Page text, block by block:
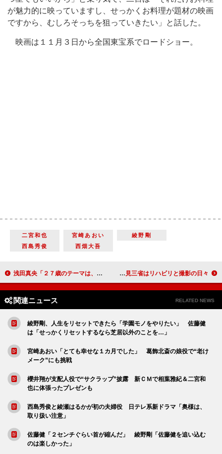
が魅力的に映っていますし、せっかくお料理が題材の映画
ですから、むしろそっちを狙っていきたい」と話した。
映画は１１月３日から全国東宝系でロードショー。
二宮和也 宮崎あおい
綾野剛
西島秀俊
西畑大吾
浅田真央「２７歳のテーマは、走り抜きたい」 結婚時には安室奈美恵の曲でスケーティングも？ 大森南朋、嫉妬と執念で「夢がかなった」 西田敏行＆塩見三省はリハビリと撮影の日々
関連ニュース RELATED NEWS
綾野剛、人生をリセットできたら「学園モノをやりたい」 佐藤健
は「せっかくリセットするなら芝居以外のことを…」
宮崎あおい「とても幸せな１カ月でした」 葛飾北斎の娘役で“老け
メーク”にも挑戦
櫻井翔が支配人役で“サクラップ”披露 新ＣＭで相葉雅紀＆二宮和
也に体張ったプレゼンも
西島秀俊と綾瀬はるかが初の夫婦役 日テレ系新ドラマ「奥様は、
取り扱い注意」
佐藤健「２センチぐらい首が縮んだ」 綾野剛「佐藤健を追い込む
のは楽しかった」